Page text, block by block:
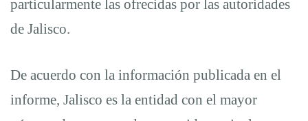
reconocimiento
la
particularmente las ofrecidas por las autoridades
de Jalisco.
De acuerdo con la información publicada en el
informe, Jalisco es la entidad con el mayor